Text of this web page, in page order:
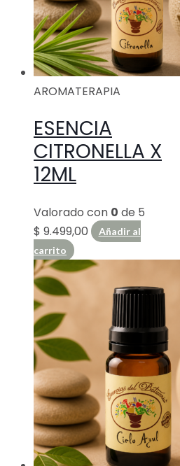
AROMATERAPIA
ESENCIA
CITRONELLA X
12ML
Valorado con 0 de 5
$ 9.499,00
Añadir al
carrito